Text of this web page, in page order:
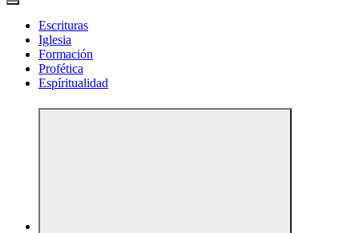
Escrituras
Iglesia
Formación
Profética
Espíritualidad